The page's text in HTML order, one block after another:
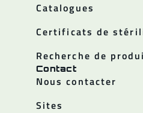
Catalogues
Certificats de
Recherche de
Contact
Nous contacter
Sites